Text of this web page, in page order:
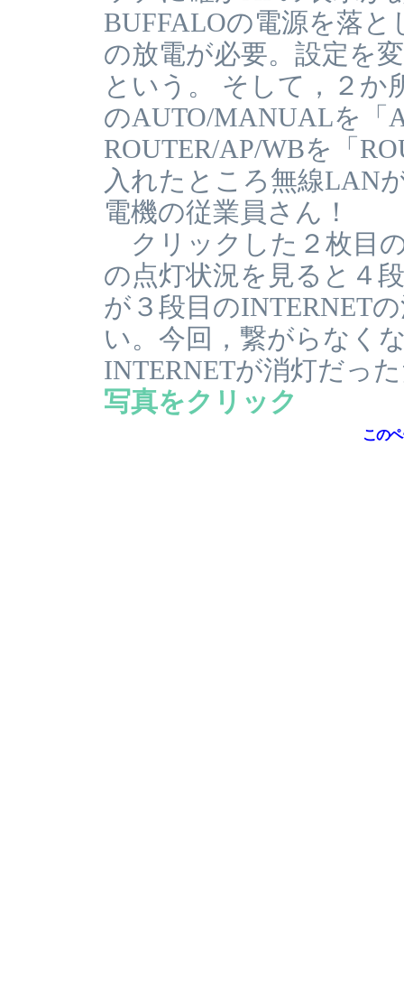
BUFFALOの電源を落
の放電が必要。設定を
という。 そして，２か
のAUTO/MANUALを
ROUTER/AP/WBを「
入れたところ無線LAN
電機の従業員さん！
クリックした２枚目
の点灯状況を見ると４
が３段目のINTERNET
い。今回，繋がらなく
INTERNETが消灯だっ
写真をクリック
この